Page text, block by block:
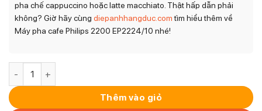
pha chế cappuccino hoặc latte macchiato. Thật hấp dẫn phải
không? Giờ hãy cùng diepanhhangduc.comtìm hiểu thêm về
Máy pha cafe Philips 2200 EP2224/10 nhé!
Thêm vào giỏ